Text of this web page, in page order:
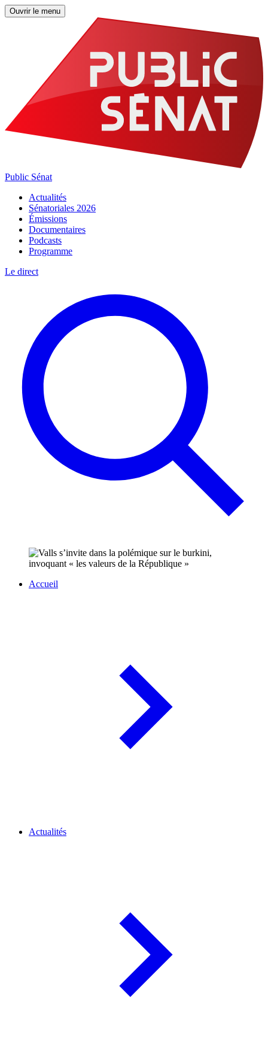
Ouvrir le menu
Public Sénat
Actualités
Sénatoriales 2026
Émissions
Documentaires
Podcasts
Programme
Le direct
Accueil
Actualités